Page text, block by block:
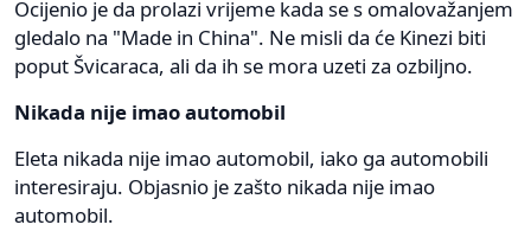
Ocijenio je da prolazi vrijeme kada se s omalovažanjem
gledalo na "Made in China". Ne misli da će Kinezi biti
poput Švicaraca, ali da ih se mora uzeti za ozbiljno.
Nikada nije imao automobil
Eleta nikada nije imao automobil, iako ga automobili
interesiraju. Objasnio je zašto nikada nije imao
automobil.